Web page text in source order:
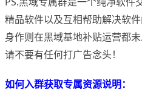
精品软件以及互相帮助解决软
身作则在黑域基地补贴运营都
请不要有任何打广告念头！
如何入群获取专属资源说明：